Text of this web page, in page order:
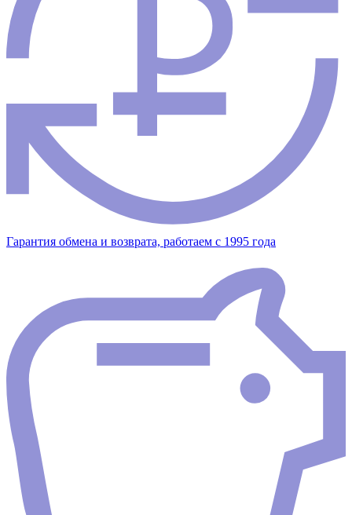
Гарантия обмена и возврата, работаем с 1995 года